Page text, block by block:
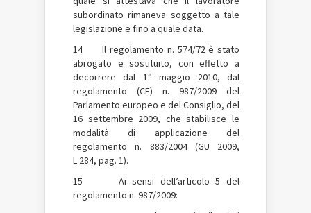
subordinato rimaneva soggetto a tale
legislazione e fino a quale data.
14 Il regolamento n. 574/72 è stato
abrogato e sostituito, con effetto a
decorrere dal 1° maggio 2010, dal
regolamento (CE) n. 987/2009 del
Parlamento europeo e del Consiglio, del
16 settembre 2009, che stabilisce le
modalità di applicazione del
regolamento n. 883/2004 (GU 2009,
L 284, pag. 1).
15 Ai sensi dell’articolo 5 del
regolamento n. 987/2009: